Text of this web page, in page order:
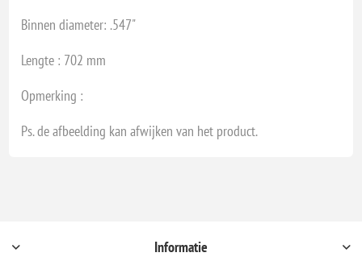
Binnen diameter: .547"
Lengte : 702 mm
Opmerking :
Ps. de afbeelding kan afwijken van het product.
Informatie